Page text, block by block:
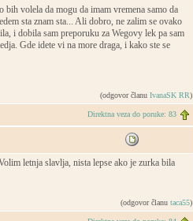
volela da mogu da imam vremena samo da
sta znam sta... Ali dobro, ne zalim se ovako
i dobila sam preporuku za Wegovy lek pa sam
Gde idete vi na more draga, i kako ste se
(odgovor članu IvanaSK RR)
Direktna veza do poruke: 83
letnja slavlja, nista lepse ako je zurka bila
(odgovor članu taca55)